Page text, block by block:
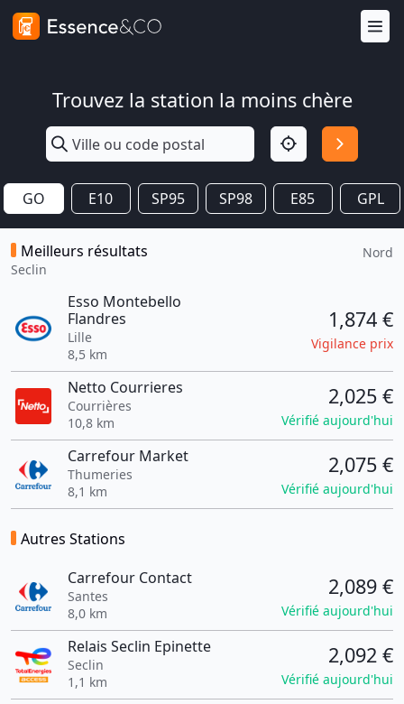
Trouvez la station la moins chère
GO E10 SP95 SP98 E85 GPL
Meilleurs résultats
Seclin
Nord
Esso Montebello
Flandres
Lille
8,5 km
1,874 €
Vigilance prix
Netto Courrieres
Courrières
10,8 km
2,025 €
Vérifié aujourd'hui
Carrefour Market
Thumeries
8,1 km
2,075 €
Vérifié aujourd'hui
Autres Stations
Carrefour Contact
Santes
8,0 km
2,089 €
Vérifié aujourd'hui
Relais Seclin Epinette
Seclin
1,1 km
2,092 €
Vérifié aujourd'hui